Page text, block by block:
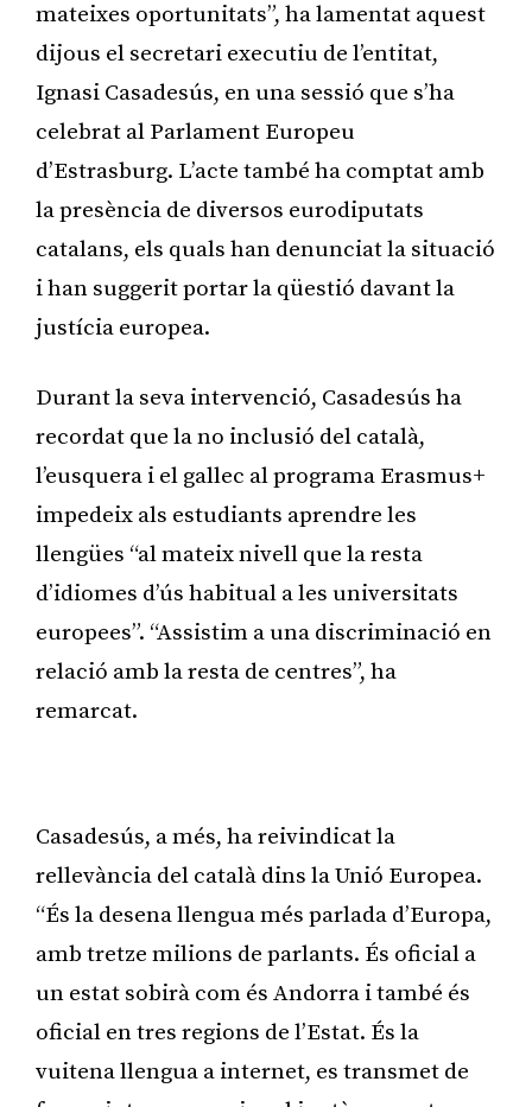
mateixes oportunitats”, ha lamentat aquest
dijous el secretari executiu de l’entitat,
Ignasi Casadesús, en una sessió que s’ha
celebrat al Parlament Europeu
d’Estrasburg. L’acte també ha comptat amb
la presència de diversos eurodiputats
catalans, els quals han denunciat la situació
i han suggerit portar la qüestió davant la
justícia europea.
Durant la seva intervenció, Casadesús ha
recordat que la no inclusió del català,
l’eusquera i el gallec al programa Erasmus+
impedeix als estudiants aprendre les
llengües “al mateix nivell que la resta
d’idiomes d’ús habitual a les universitats
europees”. “Assistim a una discriminació en
relació amb la resta de centres”, ha
remarcat.
Casadesús, a més, ha reivindicat la
rellevància del català dins la Unió Europea.
“És la desena llengua més parlada d’Europa,
amb tretze milions de parlants. És oficial a
un estat sobirà com és Andorra i també és
oficial en tres regions de l’Estat. És la
vuitena llengua a internet, es transmet de